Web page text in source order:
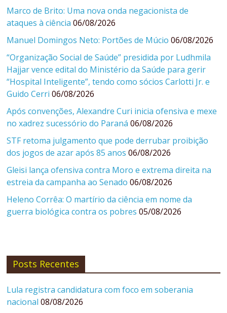
Marco de Brito: Uma nova onda negacionista de
ataques à ciência 06/08/2026
Manuel Domingos Neto: Portões de Múcio 06/08/2026
“Organização Social de Saúde” presidida por Ludhmila
Hajjar vence edital do Ministério da Saúde para gerir
“Hospital Inteligente”, tendo como sócios Carlotti Jr. e
Guido Cerri 06/08/2026
Após convenções, Alexandre Curi inicia ofensiva e mexe
no xadrez sucessório do Paraná 06/08/2026
STF retoma julgamento que pode derrubar proibição
dos jogos de azar após 85 anos 06/08/2026
Gleisi lança ofensiva contra Moro e extrema direita na
estreia da campanha ao Senado 06/08/2026
Heleno Corrêa: O martírio da ciência em nome da
guerra biológica contra os pobres 05/08/2026
Posts Recentes
Lula registra candidatura com foco em soberania
nacional 08/08/2026